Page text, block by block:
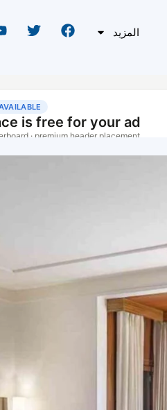
المزيد